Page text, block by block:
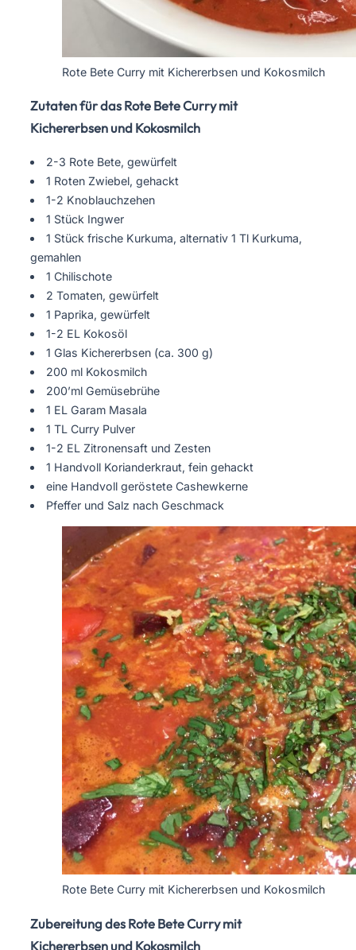
Rote Bete Curry mit Kichererbsen und Kokosmilch
Zutaten für das Rote Bete Curry mit
Kichererbsen und Kokosmilch
2-3 Rote Bete, gewürfelt
1 Roten Zwiebel, gehackt
1-2 Knoblauchzehen
1 Stück Ingwer
1 Stück frische Kurkuma, alternativ 1 Tl Kurkuma,
gemahlen
1 Chilischote
2 Tomaten, gewürfelt
1 Paprika, gewürfelt
1-2 EL Kokosöl
1 Glas Kichererbsen (ca. 300 g)
200 ml Kokosmilch
200’ml Gemüsebrühe
1 EL Garam Masala
1 TL Curry Pulver
1-2 EL Zitronensaft und Zesten
1 Handvoll Korianderkraut, fein gehackt
eine Handvoll geröstete Cashewkerne
Pfeffer und Salz nach Geschmack
Rote Bete Curry mit Kichererbsen und Kokosmilch
Zubereitung des Rote Bete Curry mit
Kichererbsen und Kokosmilch